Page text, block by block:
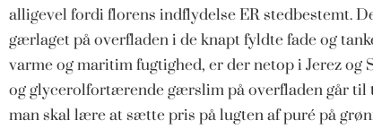
alligevel fordi florens indflydelse ER stedbestemt.
gærlaget på overfladen i de knapt fyldte fade og
varme og maritim fugtighed, er der netop i Jerez og
og glycerolfortærende gærslim på overfladen går til
man skal lære at sætte pris på lugten af puré på